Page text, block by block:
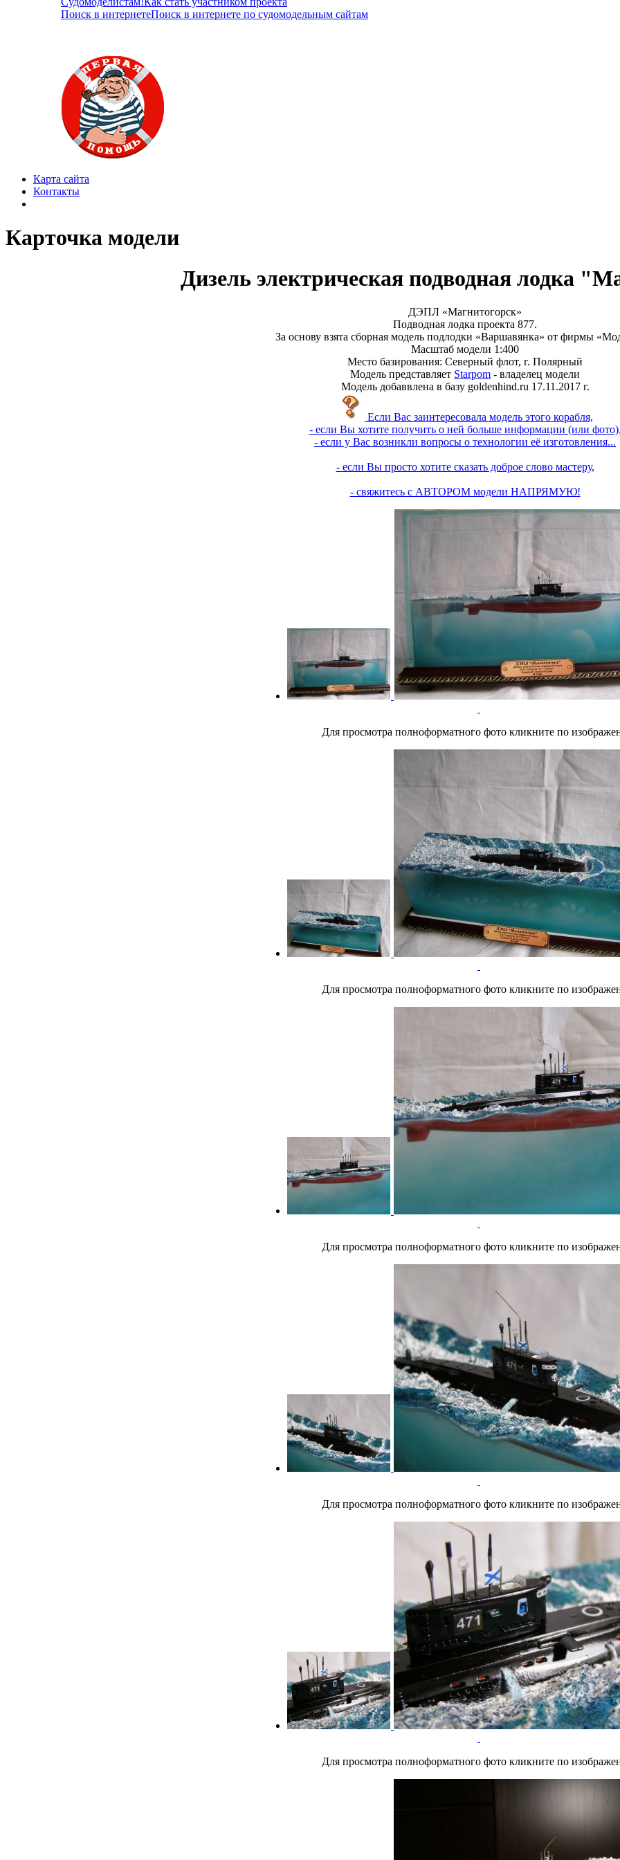
Поиск в интернетеПоиск в интернете по судомодельным сайтам
Карта сайта
Контакты
Карточка модели
Дизель электрическая подводная лодка
ДЭПЛ «Магнитогорск»
Подводная лодка проекта 877.
За основу взята сборная модель подлодки «Варшавянка» от фирмы
Масштаб модели 1:400
Место базирования: Северный флот, г. Полярный
Модель представляет Starpom - владелец модели
Модель добаввлена в базу goldenhind.ru 17.11.2017 г.
Если Вас заинтересовала модель этого корабля,
- если Вы хотите получить о ней больше информации (или
- если у Вас возникли вопросы о технологии её изготовления...
- если Вы просто хотите сказать доброе слово мастеру,
- свяжитесь с АВТОРОМ модели НАПРЯМУЮ!
Для просмотра полноформатного фото кликните по
Для просмотра полноформатного фото кликните по
Для просмотра полноформатного фото кликните по
Для просмотра полноформатного фото кликните по
Для просмотра полноформатного фото кликните по